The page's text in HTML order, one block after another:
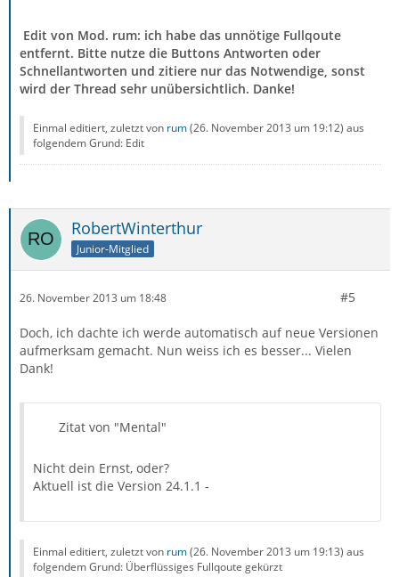
Edit von Mod. rum: ich habe das unnötige Fullqoute
entfernt. Bitte nutze die Buttons Antworten oder
Schnellantworten und zitiere nur das Notwendige, sonst
wird der Thread sehr unübersichtlich. Danke!
Einmal editiert, zuletzt von rum(26. November 2013 um 19:12) aus
folgendem Grund: Edit
RobertWinterthur
Junior-Mitglied
26. November 2013 um 18:48 #5
Doch, ich dachte ich werde automatisch auf neue Versionen
aufmerksam gemacht. Nun weiss ich es besser... Vielen
Dank!
Zitat von "Mental"
Nicht dein Ernst, oder?
Aktuell ist die Version 24.1.1 -
Einmal editiert, zuletzt von rum(26. November 2013 um 19:13) aus
folgendem Grund: Überflüssiges Fullqoute gekürzt